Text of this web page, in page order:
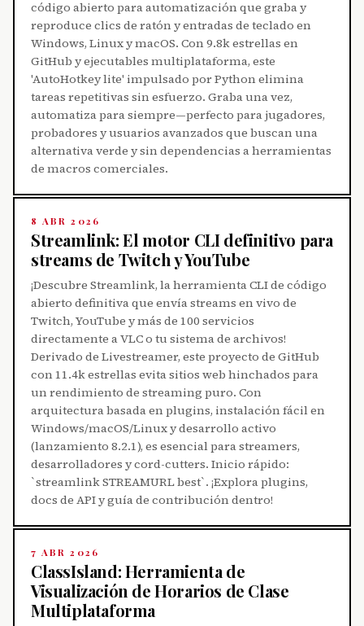
código abierto para automatización que graba y
reproduce clics de ratón y entradas de teclado en
Windows, Linux y macOS. Con 9.8k estrellas en
GitHub y ejecutables multiplataforma, este
'AutoHotkey lite' impulsado por Python elimina
tareas repetitivas sin esfuerzo. Graba una vez,
automatiza para siempre—perfecto para jugadores,
probadores y usuarios avanzados que buscan una
alternativa verde y sin dependencias a herramientas
de macros comerciales.
8 ABR 2026
Streamlink: El motor CLI definitivo para
streams de Twitch y YouTube
¡Descubre Streamlink, la herramienta CLI de código
abierto definitiva que envía streams en vivo de
Twitch, YouTube y más de 100 servicios
directamente a VLC o tu sistema de archivos!
Derivado de Livestreamer, este proyecto de GitHub
con 11.4k estrellas evita sitios web hinchados para
un rendimiento de streaming puro. Con
arquitectura basada en plugins, instalación fácil en
Windows/macOS/Linux y desarrollo activo
(lanzamiento 8.2.1), es esencial para streamers,
desarrolladores y cord-cutters. Inicio rápido:
`streamlink STREAMURL best`. ¡Explora plugins,
docs de API y guía de contribución dentro!
7 ABR 2026
ClassIsland: Herramienta de
Visualización de Horarios de Clase
Multiplataforma